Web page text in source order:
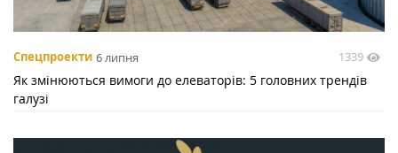
Спецпроекти 6 липня 1339
Як змінюються вимоги до елеваторів: 5 головних трендів
галузі